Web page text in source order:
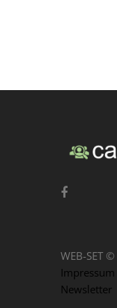
WEB-SET ©
Impressum
Newsletter